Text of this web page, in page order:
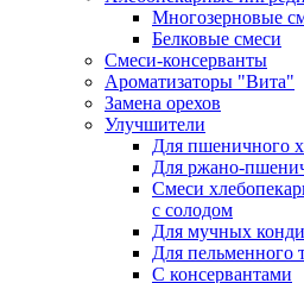
Многозерновые
Белковые смеси
Смеси-консерванты
Ароматизаторы "Вита"
Замена орехов
Улучшители
Для пшеничного
Для ржано-
Смеси
с солодом
Для мучных
Для пельменного
С консервантами